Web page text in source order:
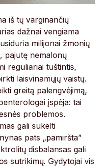
iš tų varginančių
dažnai vengiama
milijonai žmonių
pajutę nemalonų
reguliariai tuštintis,
laisvinamųjų vaistų.
greitą palengvėjimą,
įspėja: tai
problemos.
gali sukelti
pats „pamiršta”
disbalansas gali
sutrikimų. Gydytojai vis